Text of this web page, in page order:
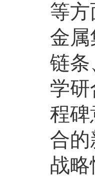
等
金
链条
学
程碑
合
战